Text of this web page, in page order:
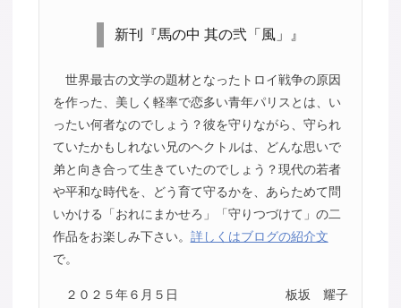
新刊『馬の中 其の弐「風」』
世界最古の文学の題材となったトロイ戦争の原因
を作った、美しく軽率で恋多い青年パリスとは、い
ったい何者なのでしょう？彼を守りながら、守られ
ていたかもしれない兄のヘクトルは、どんな思いで
弟と向き合って生きていたのでしょう？現代の若者
や平和な時代を、どう育て守るかを、あらためて問
いかける「おれにまかせろ」「守りつづけて」の二
作品をお楽しみ下さい。 詳しくはブログの紹介文
で。
２０２５年６月５日 板坂 耀子